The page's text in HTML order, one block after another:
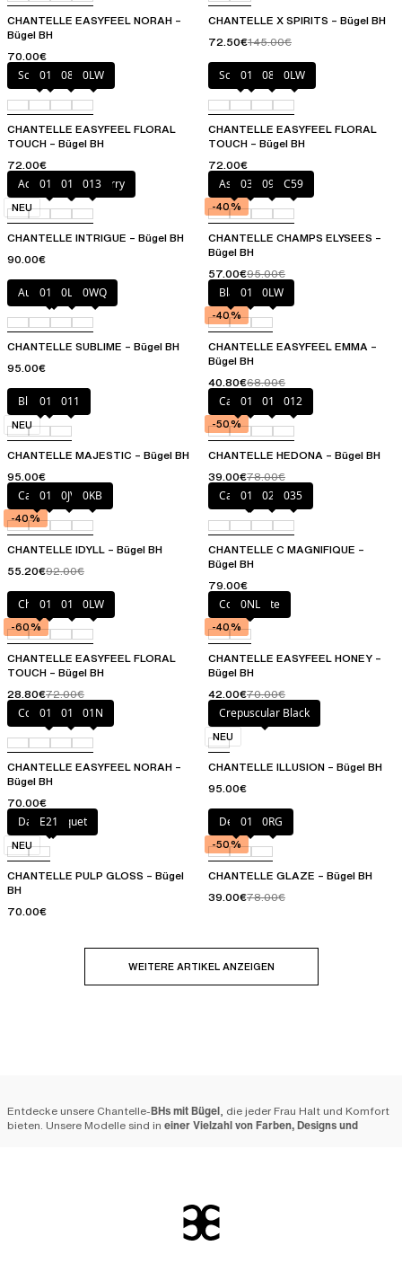
CHANTELLE EASYFEEL NORAH –
Bügel BH
70.00€
CHANTELLE X SPIRITS – Bügel BH
72.50€145.00€
Schwarz
01N 08B 0LW
CHANTELLE EASYFEEL FLORAL
TOUCH – Bügel BH
72.00€
Schwarz
01N 08B 0LW
CHANTELLE EASYFEEL FLORAL
TOUCH – Bügel BH
72.00€
Acidulated Raspberry
010 011 013
CHANTELLE INTRIGUE – Bügel BH
90.00€
NEU
Asche
035 097 C59
CHANTELLE CHAMPS ELYSEES –
Bügel BH
57.00€95.00€
-40%
Authentic Pink
011 0LW 0WQ
CHANTELLE SUBLIME – Bügel BH
95.00€
Blau011 0LW
CHANTELLE EASYFEEL EMMA –
Bügel BH
40.80€68.00€
-40%
Blue Sea
010 011
CHANTELLE MAJESTIC – Bügel BH
95.00€
NEU
Canopy
010 011 012
CHANTELLE HEDONA – Bügel BH
39.00€78.00€
-50%
Canopy
011 0JV 0KB
CHANTELLE IDYLL – Bügel BH
55.20€92.00€
-40%
Cappuccino
011 020 035
CHANTELLE C MAGNIFIQUE –
Bügel BH
79.00€
Chardon
011 01N 0LW
CHANTELLE EASYFEEL FLORAL
TOUCH – Bügel BH
28.80€72.00€
-60%
Coffee Latte
0NL
CHANTELLE EASYFEEL HONEY –
Bügel BH
42.00€70.00€
-40%
Coffee Latte
010 011 01N
CHANTELLE EASYFEEL NORAH –
Bügel BH
70.00€
Crepuscular Black
CHANTELLE ILLUSION – Bügel BH
95.00€
NEU
Dark Bouquet
E21
CHANTELLE PULP GLOSS – Bügel
BH
70.00€
NEU
Denim
011 0RG
CHANTELLE GLAZE – Bügel BH
39.00€78.00€
-50%
WEITERE ARTIKEL ANZEIGEN
Entdecke unsere Chantelle-BHs mit Bügel, die jeder Frau Halt und Komfort
bieten. Unsere Modelle sind in einer Vielzahl von Farben, Designs und
einen Chantelle-BH mit Bügel